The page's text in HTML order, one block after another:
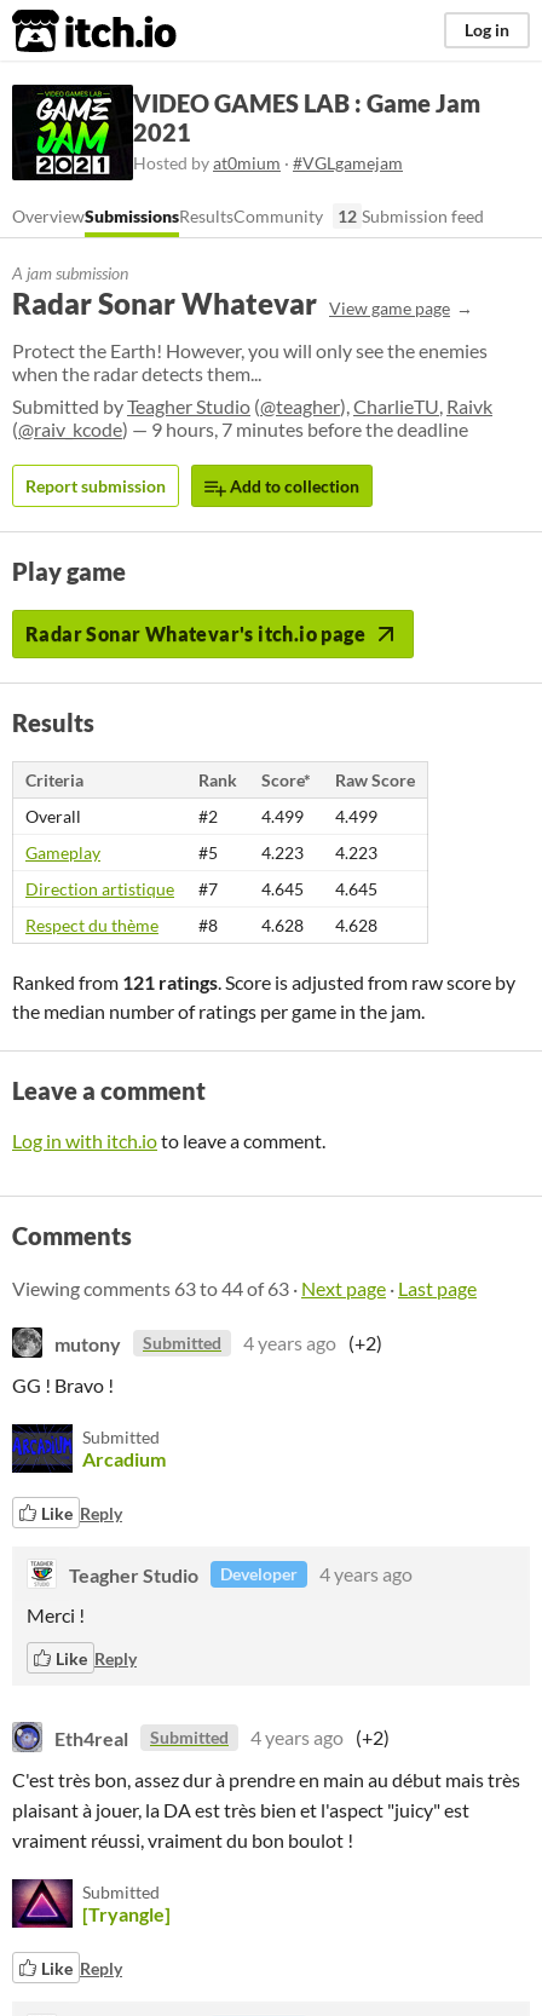
itch.io Log in
VIDEO GAMES LAB : Game Jam
2021
Hosted byat0mium · #VGLgamejam
OverviewSubmissionsResultsCommunity 12 Submission feed
A jam submission
Radar Sonar Whatevar View game page
Protect the Earth! However, you will only see the enemies
when the radar detects them...
Submitted byTeagher Studio (@teagher),CharlieTU, Raivk
(@raiv_kcode) — 9 hours, 7 minutes before the deadline
Report submission Add to collection
Play game
Radar Sonar Whatevar's itch.io page
Results
Criteria Rank Score*
Raw Score
Overall
#2 4.499
4.499
Gameplay
#5 4.223
4.223
Direction artistique
#7 4.645
4.645
Respect du thème
#8 4.628 4.628
Ranked from 121 ratings. Score is adjusted from raw score by
the median number of ratings per game in the jam.
Leave a comment
Log in with itch.ioto leave a comment.
Comments
Viewing comments 63to44of 63 · Next page · Last page
mutony Submitted 4 years ago (+2)
GG ! Bravo !
Submitted
Arcadium
Like Reply
Teagher Studio Developer
4 years ago
Merci !
Like Reply
Eth4real Submitted 4 years ago (+2)
C'est très bon, assez dur à prendre en main au début mais très
plaisant à jouer, la DA est très bien et l'aspect "juicy" est
vraiment réussi, vraiment du bon boulot !
Submitted
[Tryangle]
Like Reply